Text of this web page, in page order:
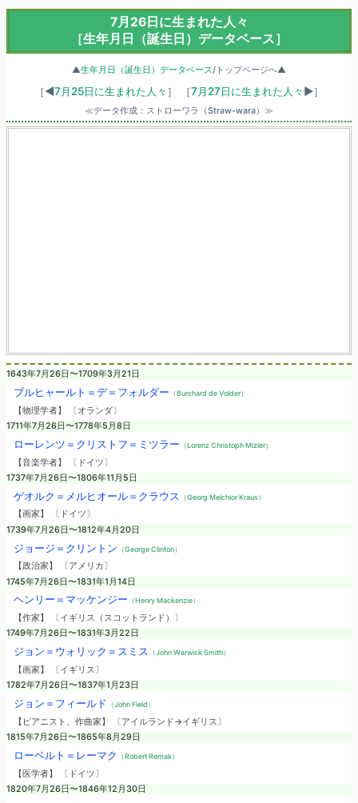
7月26日に生まれた人々
［生年月日（誕生日）データベース］
▲生年月日（誕生日）データベース/トップページへ▲
［◀7月25日に生まれた人々 ］ ［7月27日に生まれた人々 ▶］
≪データ作成：ストローワラ（Straw-wara）≫
1643年7月26日〜1709年3月21日
ブルヒャールト＝デ＝フォルダー （Burchard de Volder）
【物理学者】 〔オランダ〕
1711年7月26日〜1778年5月8日
ローレンツ＝クリストフ＝ミツラー （Lorenz Christoph Mizler）
【音楽学者】 〔ドイツ〕
1737年7月26日〜1806年11月5日
ゲオルク＝メルヒオール＝クラウス （Georg Melchior Kraus）
【画家】 〔ドイツ〕
1739年7月26日〜1812年4月20日
ジョージ＝クリントン （George Clinton）
【政治家】 〔アメリカ〕
1745年7月26日〜1831年1月14日
ヘンリー＝マッケンジー （Henry Mackenzie）
【作家】 〔イギリス（スコットランド）〕
1749年7月26日〜1831年3月22日
ジョン＝ウォリック＝スミス （John Warwick Smith）
【画家】 〔イギリス〕
1782年7月26日〜1837年1月23日
ジョン＝フィールド （John Field）
【ピアニスト、作曲家】 〔アイルランド→イギリス〕
1815年7月26日〜1865年8月29日
ローベルト＝レーマク （Robert Remak）
【医学者】 〔ドイツ〕
1820年7月26日〜1846年12月30日